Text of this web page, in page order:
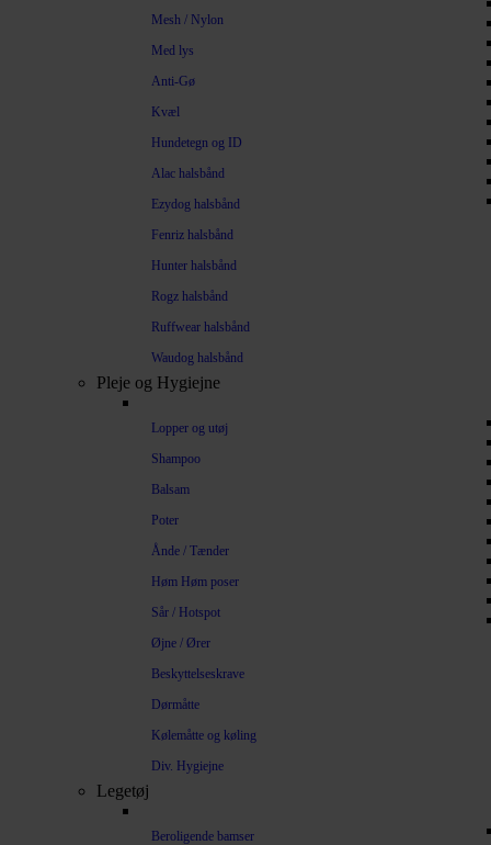
Mesh / Nylon
Med lys
Anti-Gø
Kvæl
Hundetegn og ID
Alac halsbånd
Ezydog halsbånd
Fenriz halsbånd
Hunter halsbånd
Rogz halsbånd
Ruffwear halsbånd
Waudog halsbånd
Pleje og Hygiejne
Lopper og utøj
Shampoo
Balsam
Poter
Ånde / Tænder
Høm Høm poser
Sår / Hotspot
Øjne / Ører
Beskyttelseskrave
Dørmåtte
Kølemåtte og køling
Div. Hygiejne
Legetøj
Beroligende bamser